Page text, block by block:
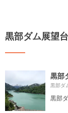
黒部ダム展望
黒部
黒部ダ
黒部